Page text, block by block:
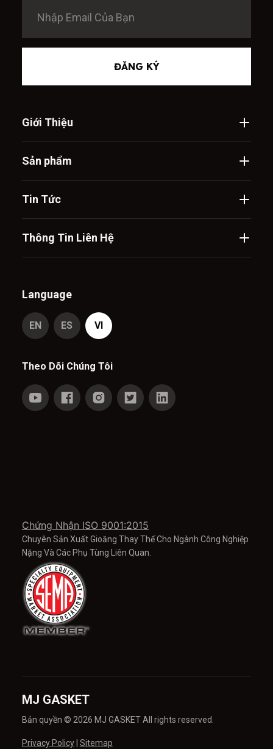
ĐĂNG KÝ
Giới Thiệu
Sản phẩm
Tin Tức
Thông Tin Liên Hệ
Chứng Nhận ISO 9001:2015
Chuyên Sản Xuất Gioăng Thay Thế Cho Ngành Công Nghiệp
Nặng Và Các Phụ Tùng Liên Quan.
Language
EN ES VI
Theo Dõi Chúng Tôi
MJ GASKET
Bản quyền © 2026 MJ GASKET All rights reserved.
Privacy Policy| Sitemap